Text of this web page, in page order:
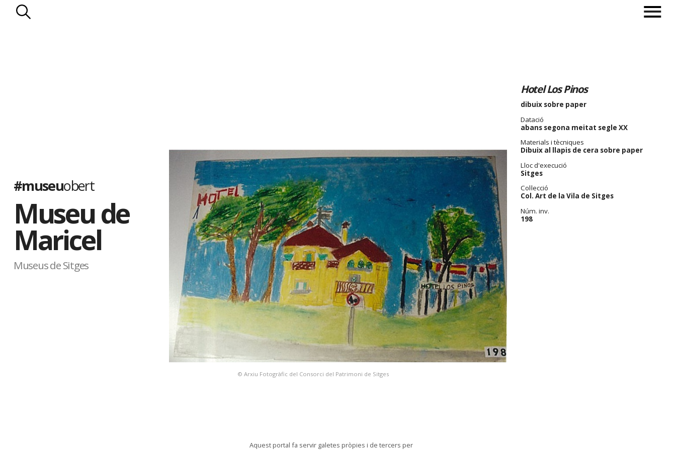
#museuobert
Museu de
Maricel
Museus de Sitges
© Arxiu Fotogràfic del Consorci del Patrimoni de Sitges
Hotel Los Pinos
dibuix sobre paper
Datació
abans segona meitat segle XX
Materials i tècniques
Dibuix al llapis de cera sobre paper
Lloc d'execució
Sitges
Col·lecció
Col. Art de la Vila de Sitges
Núm. inv.
198
Aquest portal fa servir galetes pròpies i de tercers per